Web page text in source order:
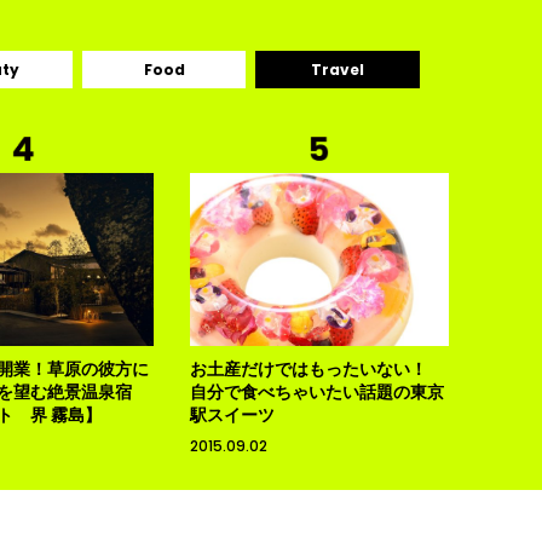
Food Travel
業！草原の彼方に
望む絶景温泉宿
界 霧島】
お土産だけではもったいない！
自分で食べちゃいたい話題の東京
駅スイーツ
2015.09.02